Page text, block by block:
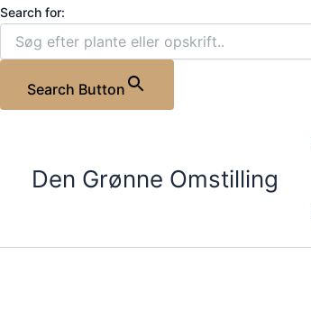
Search for:
Search Button
Gå
indholdet
Den Grønne Omstilling